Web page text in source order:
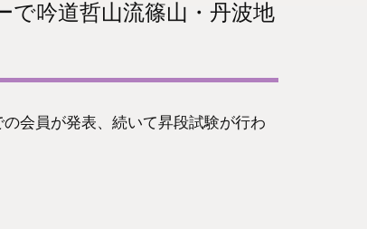
で吟道哲山流篠山・丹波地
会員が発表、続いて昇段試験が行わ